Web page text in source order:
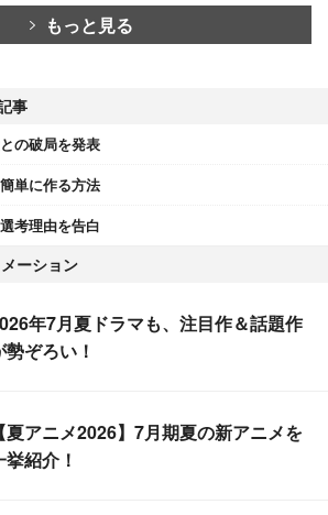
もっと見る
事
の破局を発表
単に作る方法
考理由を告白
ーション
年7月夏ドラマも、注目作＆話題作
勢ぞろい！
【夏アニメ2026】7月期夏の新アニメを
挙紹介！